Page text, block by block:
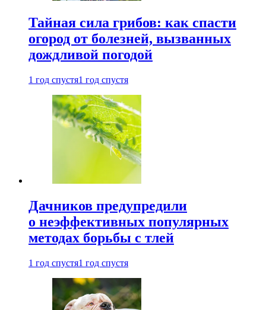
Тайная сила грибов: как спасти
огород от болезней, вызванных
дождливой погодой
1 год спустя1 год спустя
Дачников предупредили
о неэффективных популярных
методах борьбы с тлей
1 год спустя1 год спустя